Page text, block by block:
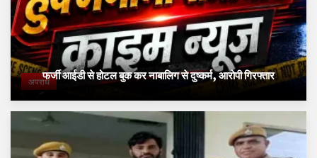
अपराधफर्जी आईडी से होटल बुक कर नाबालिग से दुष्कर्म, आरोपी गिरफ्तार